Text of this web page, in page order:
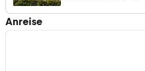
Anreise